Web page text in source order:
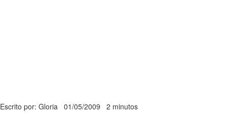
Escrito por: Gloria 01/05/2009 2 minutos